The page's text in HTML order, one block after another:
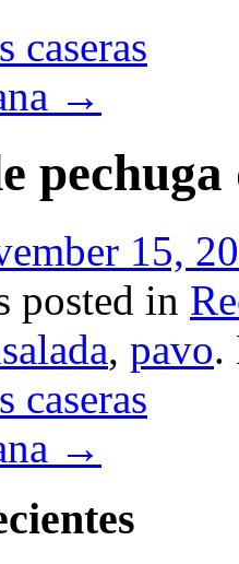
caseras
→
15,
posted in
, pavo.
caseras
→